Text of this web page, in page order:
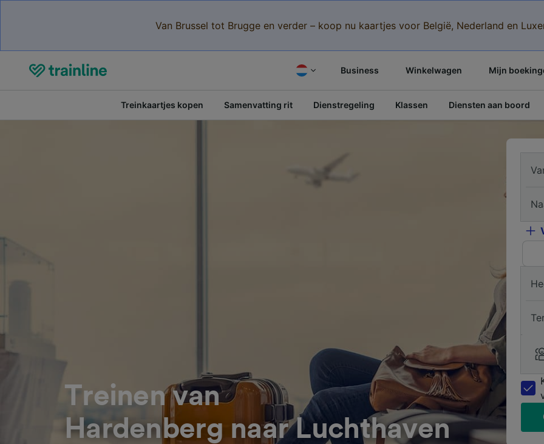
Van Brussel tot Brugge en verder – koop nu kaartjes voor België, Nederland en
Business Winkelwagen Mijn
Treinkaartjes kopen Samenvatting rit Dienstregeling Klassen Diensten aan boord
Treinen van
Hardenberg naar Luchthaven